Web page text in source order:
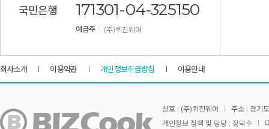
국민은행 171301-04-325150
예금주 : (주)퀴진웨어
회사소개 이용약관 개인정보취급방침 이용안내
상호 : (주)퀴진웨어
주소 : 경기
개인정보 정책 및 담당 : 장덕수